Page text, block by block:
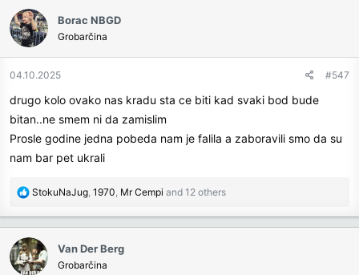
c
t
i
o
n
:
Borac NBGD
Grobarčina
04.10.2025 #547
drugo kolo ovako nas kradu sta ce biti kad svaki bod bude
bitan..ne smem ni da zamislim
Prosle godine jedna pobeda nam je falila a zaboravili smo da su
nam bar pet ukrali
R
c
t
i
StokuNaJug, 1970, Mr Cempi and 12 others
Van Der Berg
Grobarčina